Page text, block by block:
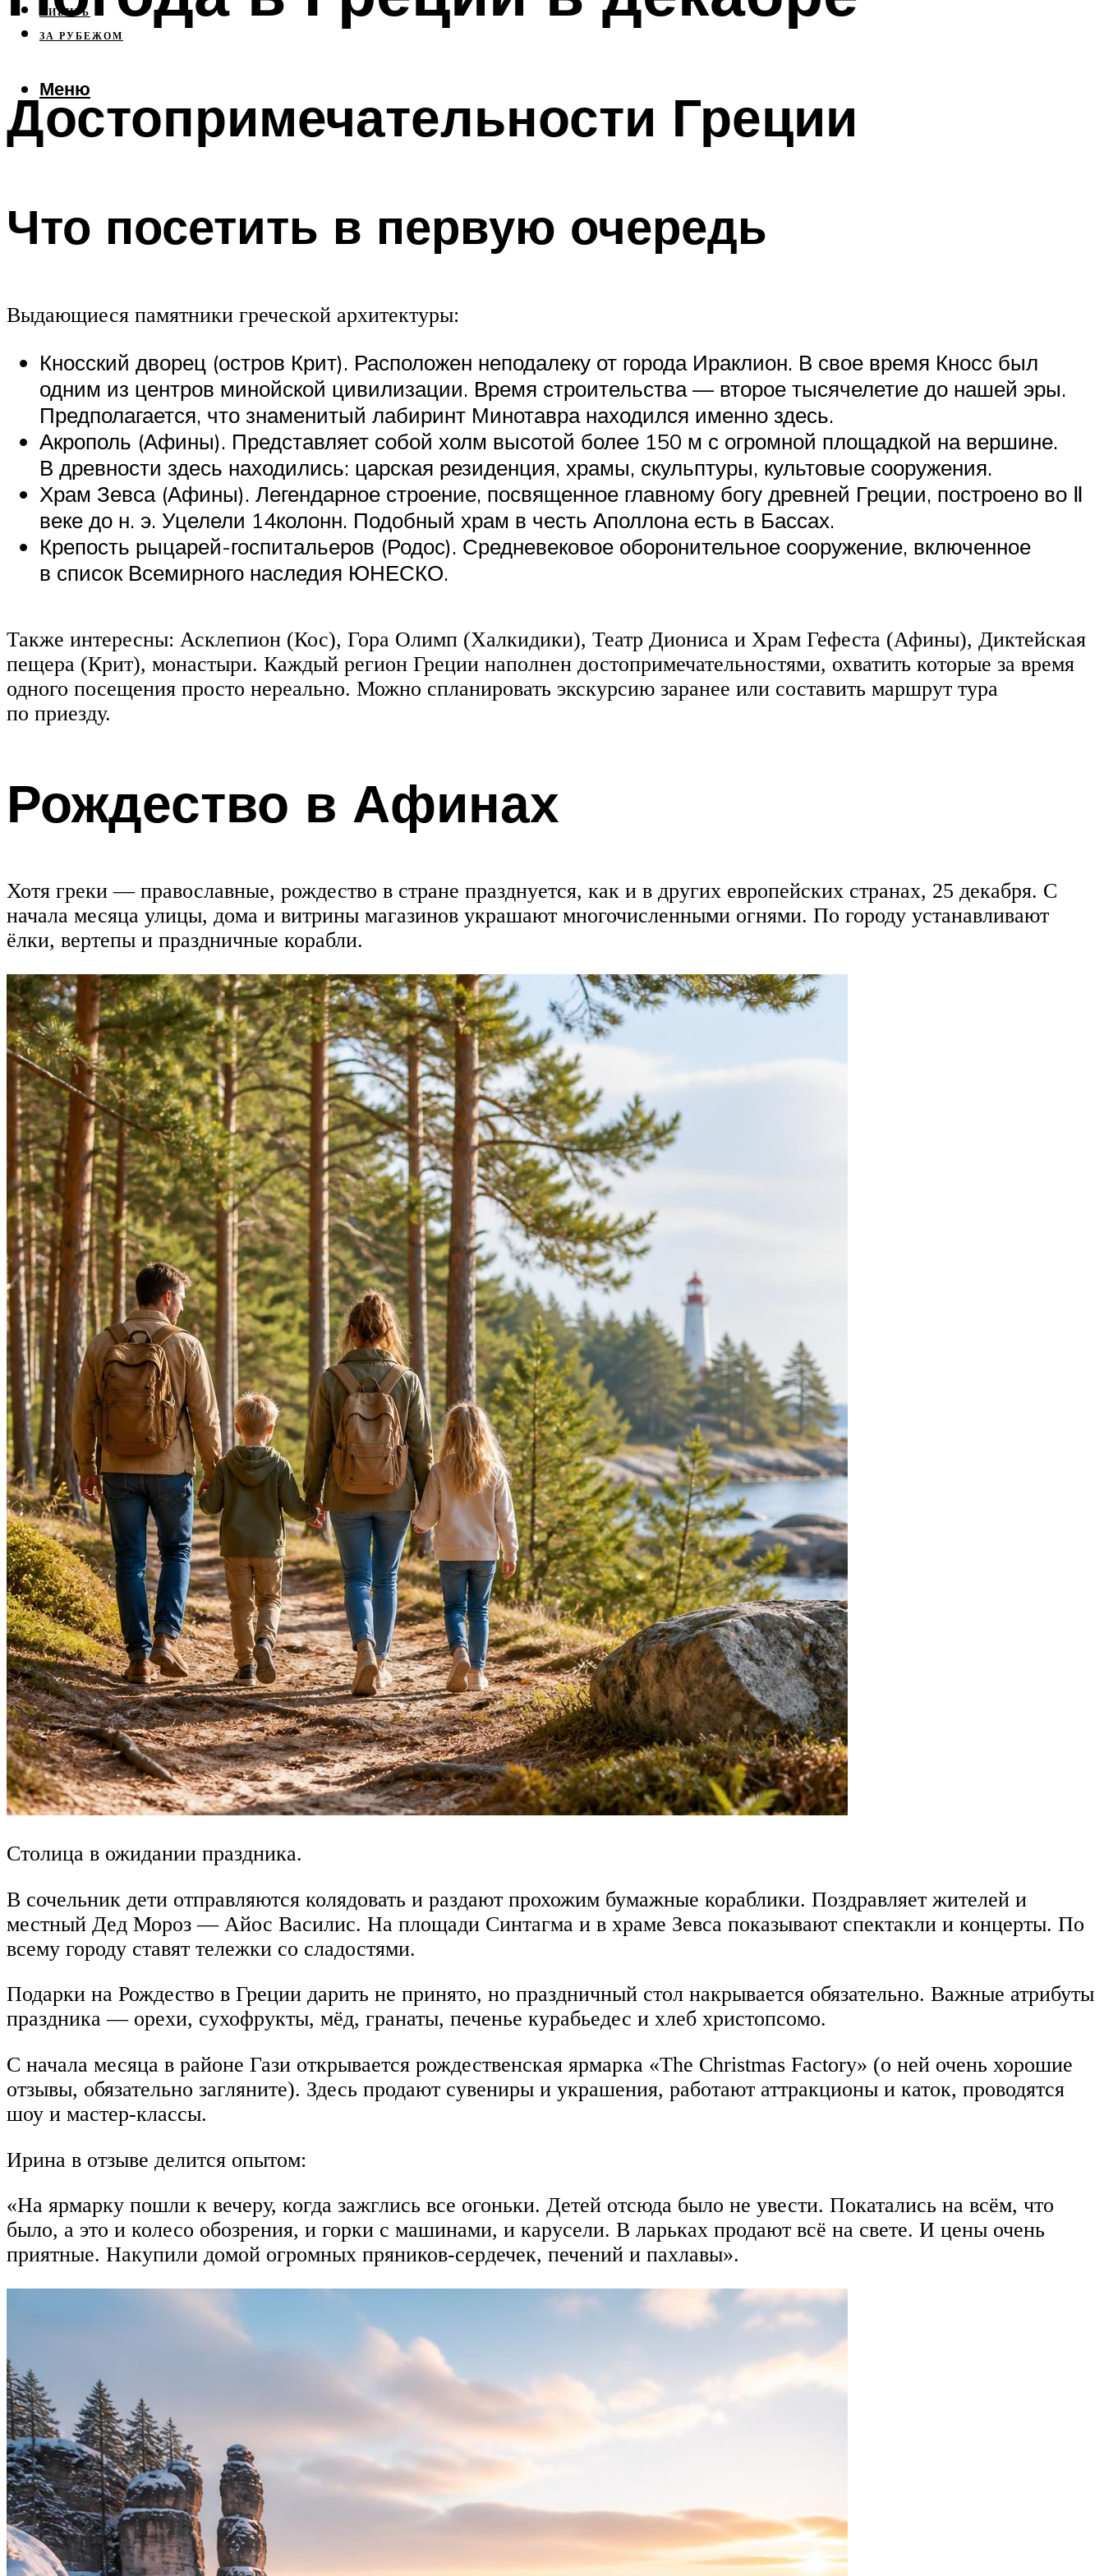
СИБИРЬ
ЗА РУБЕЖОМ
Меню
Достопримечательности Греции
Что посетить в первую очередь
Выдающиеся памятники греческой архитектуры:
Кносский дворец (остров Крит). Расположен неподалеку от города Ираклион. В свое время Кносс был
одним из центров минойской цивилизации. Время строительства — второе тысячелетие до нашей эры.
Предполагается, что знаменитый лабиринт Минотавра находился именно здесь.
Акрополь (Афины). Представляет собой холм высотой более 150 м с огромной площадкой на вершине.
В древности здесь находились: царская резиденция, храмы, скульптуры, культовые сооружения.
Храм Зевса (Афины). Легендарное строение, посвященное главному богу древней Греции, построено во Ⅱ
веке до н. э. Уцелели 14колонн. Подобный храм в честь Аполлона есть в Бассах.
Крепость рыцарей-госпитальеров (Родос). Средневековое оборонительное сооружение, включенное
в список Всемирного наследия ЮНЕСКО.
Также интересны: Асклепион (Кос), Гора Олимп (Халкидики), Театр Диониса и Храм Гефеста (Афины), Диктейская
пещера (Крит), монастыри. Каждый регион Греции наполнен достопримечательностями, охватить которые за время
одного посещения просто нереально. Можно спланировать экскурсию заранее или составить маршрут тура
по приезду.
Рождество в Афинах
Хотя греки — православные, рождество в стране празднуется, как и в других европейских странах, 25 декабря. С
начала месяца улицы, дома и витрины магазинов украшают многочисленными огнями. По городу устанавливают
ёлки, вертепы и праздничные корабли.
Столица в ожидании праздника.
В сочельник дети отправляются колядовать и раздают прохожим бумажные кораблики. Поздравляет жителей и
местный Дед Мороз — Айос Василис. На площади Синтагма и в храме Зевса показывают спектакли и концерты. По
всему городу ставят тележки со сладостями.
Подарки на Рождество в Греции дарить не принято, но праздничный стол накрывается обязательно. Важные атрибуты
праздника — орехи, сухофрукты, мёд, гранаты, печенье курабьедес и хлеб христопсомо.
С начала месяца в районе Гази открывается рождественская ярмарка «The Christmas Factory» (о ней очень хорошие
отзывы, обязательно загляните). Здесь продают сувениры и украшения, работают аттракционы и каток, проводятся
шоу и мастер-классы.
Ирина в отзыве делится опытом:
«На ярмарку пошли к вечеру, когда зажглись все огоньки. Детей отсюда было не увести. Покатались на всём, что
было, а это и колесо обозрения, и горки с машинами, и карусели. В ларьках продают всё на свете. И цены очень
приятные. Накупили домой огромных пряников-сердечек, печений и пахлавы».